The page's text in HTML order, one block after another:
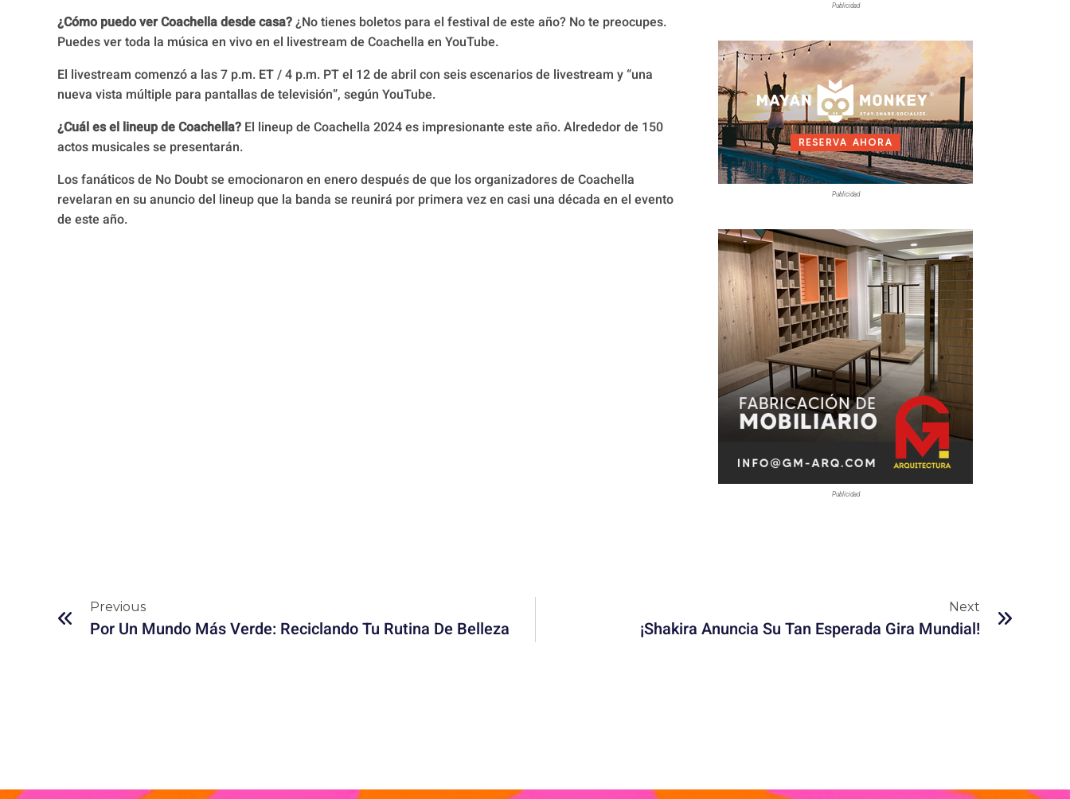
¿Cómo puedo ver Coachella desde casa?¿No tienes boletos para el festival de este año? No te preocupes.
Puedes ver toda la música en vivo en el livestream de Coachella en YouTube.
El livestream comenzó a las 7 p.m. ET / 4 p.m. PT el 12 de abril con seis escenarios de livestream y “una
nueva vista múltiple para pantallas de televisión”, según YouTube.
¿Cuál es el lineup de Coachella? El lineup de Coachella 2024 es impresionante este año. Alrededor de 150
actos musicales se presentarán.
Los fanáticos de No Doubt se emocionaron en enero después de que los organizadores de Coachella
revelaran en su anuncio del lineup que la banda se reunirá por primera vez en casi una década en el evento
de este año.
Publicidad
Publicidad
Publicidad
Previous
Por Un Mundo Más Verde: Reciclando Tu Rutina De Belleza
Next
¡Shakira Anuncia Su Tan Esperada Gira Mundial!